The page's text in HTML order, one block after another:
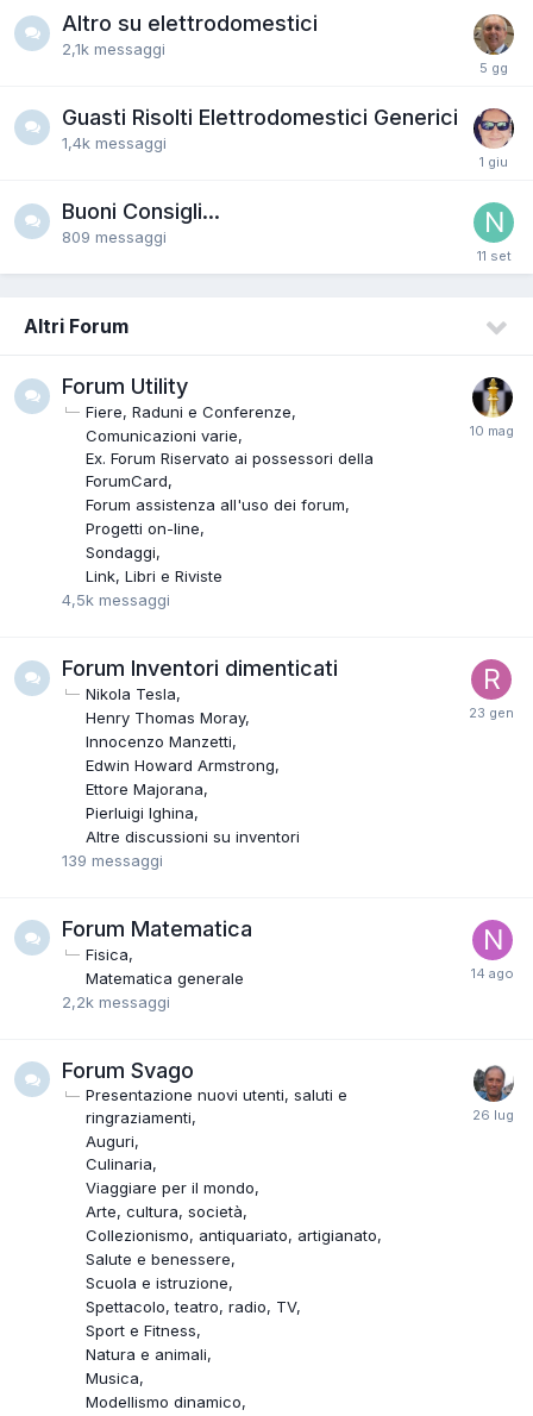
Altro su elettrodomestici
2,1k messaggi
Guasti Risolti Elettrodomestici Generici
1,4k messaggi
Buoni Consigli...
809 messaggi
Altri Forum
Forum Utility
Fiere, Raduni e Conferenze
Comunicazioni varie
Ex. Forum Riservato ai possessori della
ForumCard
Forum assistenza all'uso dei forum
Progetti on-line
Sondaggi
Link, Libri e Riviste
4,5k messaggi
Forum Inventori dimenticati
Nikola Tesla
Henry Thomas Moray
Innocenzo Manzetti
Edwin Howard Armstrong
Ettore Majorana
Pierluigi Ighina
Altre discussioni su inventori
139 messaggi
Forum Matematica
Fisica
Matematica generale
2,2k messaggi
Forum Svago
Presentazione nuovi utenti, saluti e
ringraziamenti
Auguri
Culinaria
Viaggiare per il mondo
Arte, cultura, società
Collezionismo, antiquariato, artigianato
Salute e benessere
Scuola e istruzione
Spettacolo, teatro, radio, TV
Sport e Fitness
Natura e animali
Musica
Modellismo dinamico